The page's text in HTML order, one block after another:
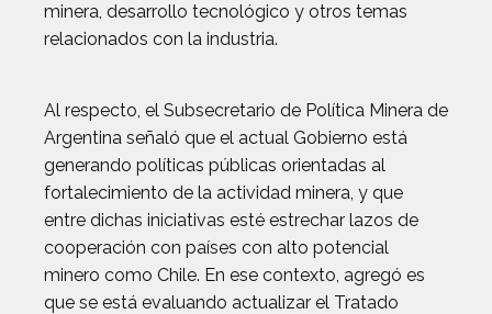
minera, desarrollo tecnológico y otros temas
relacionados con la industria.
Al respecto, el Subsecretario de Política Minera de
Argentina señaló que el actual Gobierno está
generando políticas públicas orientadas al
fortalecimiento de la actividad minera, y que
entre dichas iniciativas esté estrechar lazos de
cooperación con países con alto potencial
minero como Chile. En ese contexto, agregó es
que se está evaluando actualizar el Tratado